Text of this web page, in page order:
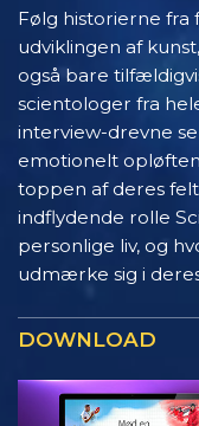
Følg historierne fra
udviklingen af
også bare
scientologer fra
interview-drevne
emotionelt
toppen af deres
indflydende rolle
personlige liv, og
udmærke sig i
DOWNLOAD